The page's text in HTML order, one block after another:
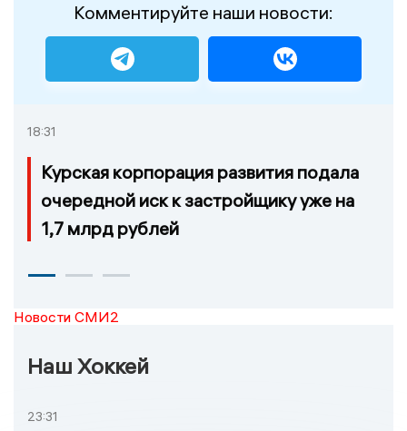
Комментируйте наши новости:
18:31
Курская корпорация развития подала
очередной иск к застройщику уже на
1,7 млрд рублей
Новости СМИ2
Наш Хоккей
23:31